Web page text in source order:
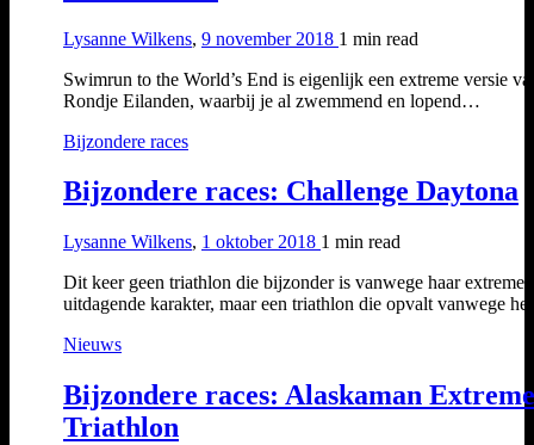
Lysanne Wilkens, 9 november 2018 1 min read
Swimrun to the World’s End is eigenlijk een extreme versie
Rondje Eilanden, waarbij je al zwemmend en lopend…
Bijzondere races
Bijzondere races: Challenge Daytona
Lysanne Wilkens, 1 oktober 2018 1 min read
Dit keer geen triathlon die bijzonder is vanwege haar extreme
uitdagende karakter, maar een triathlon die opvalt vanwege
Nieuws
Bijzondere races: Alaskaman Extreme
Triathlon